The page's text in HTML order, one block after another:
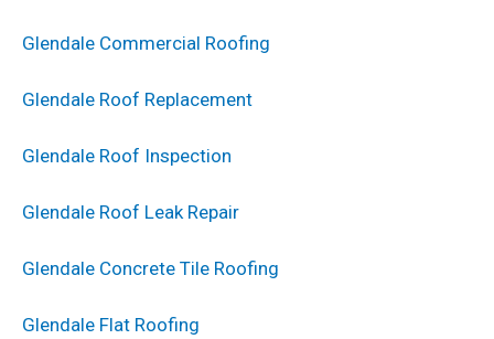
Glendale Commercial Roofing
Glendale Roof Replacement
Glendale Roof Inspection
Glendale Roof Leak Repair
Glendale Concrete Tile Roofing
Glendale Flat Roofing